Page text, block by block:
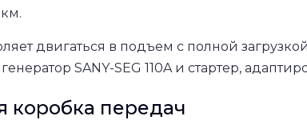
двигаться в подъем с полной
SANY-SEG 110A и стартер,
коробка передач